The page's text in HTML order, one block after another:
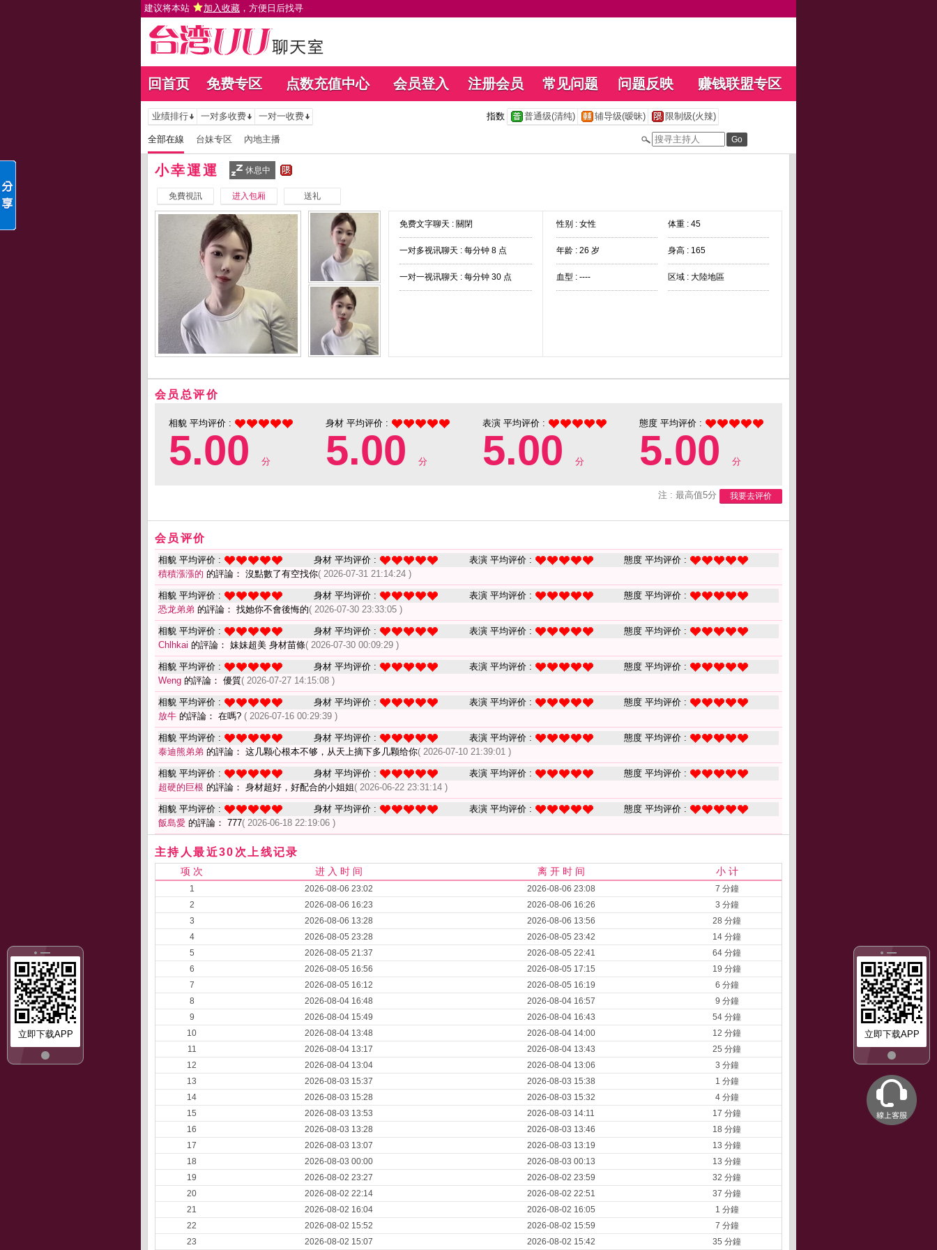
建议将本站 加入收藏 ，方便日后找寻
回首页 免费专区 点数充值中心 会员登入 注册会员 常见问题 问题反映 赚钱联盟专区
立即下载APP
立即下载APP
业绩排行 一对多收费 一对一收费 指数 普通级(清纯) 辅导级(暧昧) 限制级(火辣)
全部在線 台妹专区 內地主播
小幸運運 休息中
免費視訊 进入包厢 送礼
免费文字聊天 : 關閉
一对多视讯聊天 : 每分钟 8 点
一对一视讯聊天 : 每分钟 30 点
性别 : 女性 体重 : 45
年龄 : 26 岁 身高 : 165
血型 : ---- 区域 : 大陸地區
会员总评价
相貌 平均评价 :
5.00 分
身材 平均评价 :
5.00 分
表演 平均评价 :
5.00 分
態度 平均评价 :
5.00 分
注 : 最高值5分 我要去评价
会员评价
相貌 平均评价 : 身材 平均评价 : 表演 平均评价 :
態度 平均评价 :
積積漲漲的 的評論： 沒點數了有空找你( 2026-07-31 21:14:24 )
相貌 平均评价 : 身材 平均评价 : 表演 平均评价 :
態度 平均评价 :
恐龙弟弟 的評論： 找她你不會後悔的( 2026-07-30 23:33:05 )
相貌 平均评价 : 身材 平均评价 : 表演 平均评价 :
態度 平均评价 :
Chlhkai 的評論： 妹妹超美 身材苗條( 2026-07-30 00:09:29 )
相貌 平均评价 : 身材 平均评价 : 表演 平均评价 :
態度 平均评价 :
Weng 的評論： 優質( 2026-07-27 14:15:08 )
相貌 平均评价 : 身材 平均评价 : 表演 平均评价 :
態度 平均评价 :
放牛 的評論： 在嗎? ( 2026-07-16 00:29:39 )
相貌 平均评价 : 身材 平均评价 : 表演 平均评价 :
態度 平均评价 :
泰迪熊弟弟 的評論： 这几颗心根本不够，从天上摘下多几颗给你( 2026-07-10 21:39:01 )
相貌 平均评价 : 身材 平均评价 : 表演 平均评价 :
態度 平均评价 :
超硬的巨根 的評論： 身材超好，好配合的小姐姐( 2026-06-22 23:31:14 )
相貌 平均评价 : 身材 平均评价 : 表演 平均评价 :
態度 平均评价 :
飯島愛 的評論： 777( 2026-06-18 22:19:06 )
主持人最近30次上线记录
项 次 进 入 时 间 离 开 时 间 小 计
1 2026-08-06 23:02 2026-08-06 23:08
7 分鐘
2
2026-08-06 16:23 2026-08-06 16:26
3 分鐘
3
2026-08-06 13:28 2026-08-06 13:56
28 分鐘
4
2026-08-05 23:28 2026-08-05 23:42
14 分鐘
5
2026-08-05 21:37 2026-08-05 22:41
64 分鐘
6
2026-08-05 16:56 2026-08-05 17:15
19 分鐘
7
2026-08-05 16:12 2026-08-05 16:19
6 分鐘
8
2026-08-04 16:48 2026-08-04 16:57
9 分鐘
9
2026-08-04 15:49 2026-08-04 16:43
54 分鐘
10
2026-08-04 13:48 2026-08-04 14:00
12 分鐘
11
2026-08-04 13:17 2026-08-04 13:43
25 分鐘
12
2026-08-04 13:04 2026-08-04 13:06
3 分鐘
13
2026-08-03 15:37 2026-08-03 15:38
1 分鐘
14
2026-08-03 15:28 2026-08-03 15:32
4 分鐘
15
2026-08-03 13:53 2026-08-03 14:11
17 分鐘
16
2026-08-03 13:28 2026-08-03 13:46
18 分鐘
17
2026-08-03 13:07 2026-08-03 13:19
13 分鐘
18
2026-08-03 00:00 2026-08-03 00:13
13 分鐘
19
2026-08-02 23:27 2026-08-02 23:59
32 分鐘
20
2026-08-02 22:14 2026-08-02 22:51
37 分鐘
21
2026-08-02 16:04 2026-08-02 16:05
1 分鐘
22
2026-08-02 15:52 2026-08-02 15:59
7 分鐘
23
2026-08-02 15:07 2026-08-02 15:42 35 分鐘